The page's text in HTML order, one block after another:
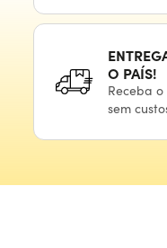
O PAÍS!
Receba o
sem